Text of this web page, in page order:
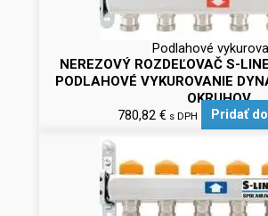
Podlahové
NEREZOVÝ ROZDEĽOVAČ S-
PODLAHOVÉ VYKUROVANIE
OKRUHOV
780,82 € s DPH Pridať